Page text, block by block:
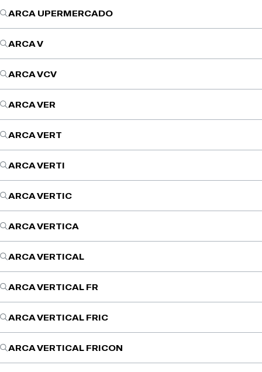
ARCA UPERMERCADO
ARCA V
ARCA VCV
ARCA VER
ARCA VERT
ARCA VERTI
ARCA VERTIC
ARCA VERTICA
ARCA VERTICAL
ARCA VERTICAL FR
ARCA VERTICAL FRIC
ARCA VERTICAL FRICON